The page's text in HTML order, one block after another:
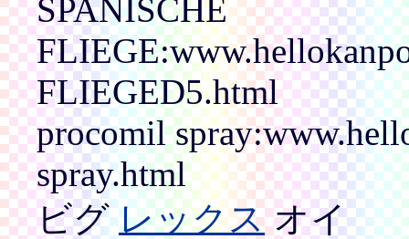
SPANISCHE
FLIEGED5.html
procomil
spray.html
ビグレックスオイ